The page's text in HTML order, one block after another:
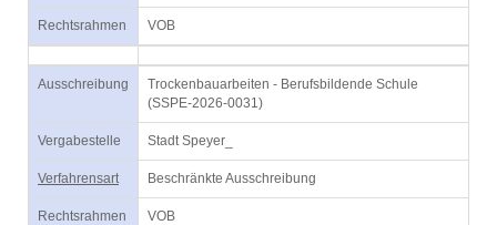
Rechtsrahmen VOB
Ausschreibung
Trockenbauarbeiten - Berufsbildende Schule
(SSPE-2026-0031)
Vergabestelle Stadt Speyer_
Verfahrensart Beschränkte Ausschreibung
Rechtsrahmen VOB